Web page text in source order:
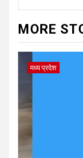
MORE
मध्य प्रदेश